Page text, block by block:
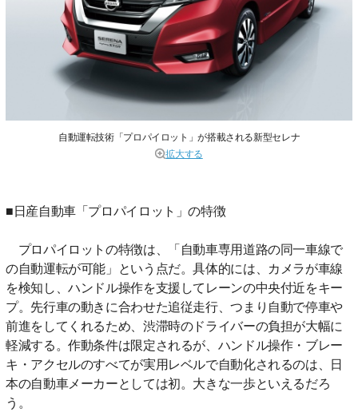
自動運転技術「プロパイロット」が搭載される新型セレナ
拡大する
■日産自動車「プロパイロット」の特徴
プロパイロットの特徴は、「自動車専用道路の同一車線で
の自動運転が可能」という点だ。具体的には、カメラが車線
を検知し、ハンドル操作を支援してレーンの中央付近をキー
プ。先行車の動きに合わせた追従走行、つまり自動で停車や
前進をしてくれるため、渋滞時のドライバーの負担が大幅に
軽減する。作動条件は限定されるが、ハンドル操作・ブレー
キ・アクセルのすべてが実用レベルで自動化されるのは、日
本の自動車メーカーとしては初。大きな一歩といえるだろ
う。